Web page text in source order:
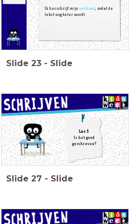
Ik herschrijf mijnverhaal, zodat de
tekst nog beter wordt.
Slide 23 - Slide
Les 5
Is het goed
geschreven?
Slide 27 - Slide